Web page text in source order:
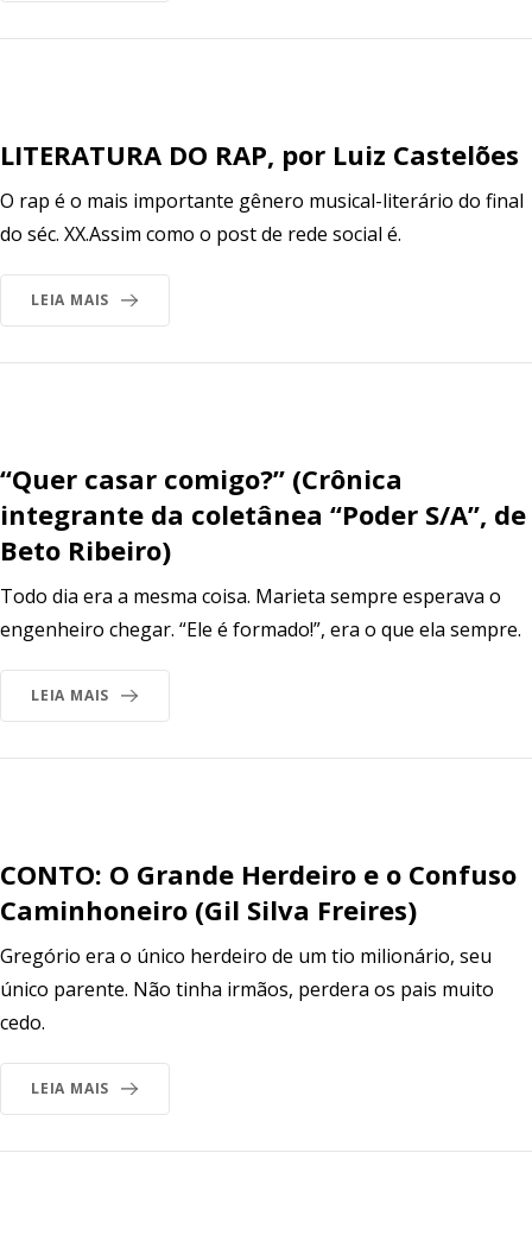
LITERATURA DO RAP, por Luiz Castelões
O rap é o mais importante gênero musical-literário do final
do séc. XX.Assim como o post de rede social é.
LEIA MAIS
“Quer casar comigo?” (Crônica
integrante da coletânea “Poder S/A”, de
Beto Ribeiro)
Todo dia era a mesma coisa. Marieta sempre esperava o
engenheiro chegar. “Ele é formado!”, era o que ela sempre.
LEIA MAIS
CONTO: O Grande Herdeiro e o Confuso
Caminhoneiro (Gil Silva Freires)
Gregório era o único herdeiro de um tio milionário, seu
único parente. Não tinha irmãos, perdera os pais muito
cedo.
LEIA MAIS